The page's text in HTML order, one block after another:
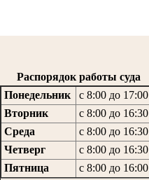
Распорядок работы суда
Понедельник
с 8:00 до 17:00
Вторник
с 8:00 до 16:30
Среда
с 8:00 до 16:30
Четверг
с 8:00 до 16:30
Пятница
с 8:00 до 16:00